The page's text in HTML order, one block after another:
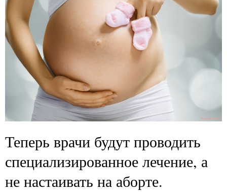
Теперь врачи будут проводить
специализированное лечение, а
не настаивать на аборте.